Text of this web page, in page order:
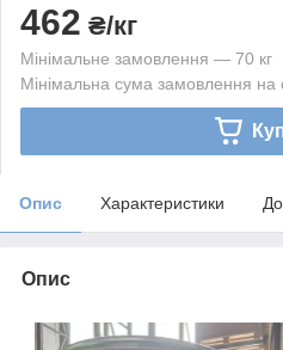
462 ₴/кг
Мінімальне замовлення — 70 кг
Мінімальна сума замовлення на
Опис Характеристики
Опис